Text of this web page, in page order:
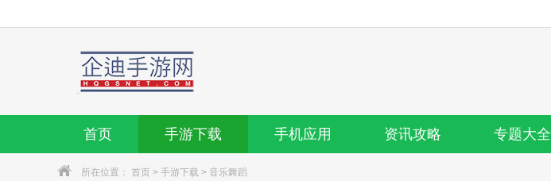
首页 手游下载 手机应用 资讯攻略 专题大全
所在位置： 首页 > 手游下载 > 音乐舞蹈